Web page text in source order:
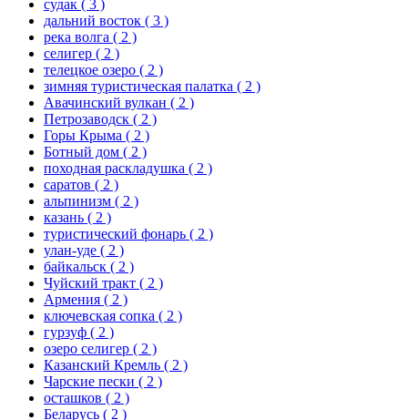
судак ( 3 )
дальний восток ( 3 )
река волга ( 2 )
селигер ( 2 )
телецкое озеро ( 2 )
зимняя туристическая палатка ( 2 )
Авачинский вулкан ( 2 )
Петрозаводск ( 2 )
Горы Крыма ( 2 )
Ботный дом ( 2 )
походная раскладушка ( 2 )
саратов ( 2 )
альпинизм ( 2 )
казань ( 2 )
туристический фонарь ( 2 )
улан-уде ( 2 )
байкальск ( 2 )
Чуйский тракт ( 2 )
Армения ( 2 )
ключевская сопка ( 2 )
гурзуф ( 2 )
озеро селигер ( 2 )
Казанский Кремль ( 2 )
Чарские пески ( 2 )
осташков ( 2 )
Беларусь ( 2 )